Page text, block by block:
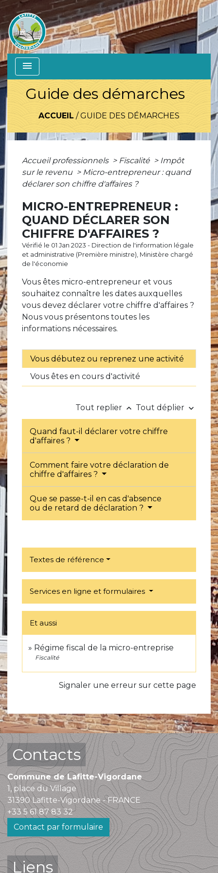
menu
Guide des démarches
ACCUEIL /GUIDE DES DÉMARCHES
Accueil professionnels > Fiscalité > Impôt
sur le revenu > Micro-entrepreneur : quand
déclarer son chiffre d'affaires ?
MICRO-ENTREPRENEUR :
QUAND DÉCLARER SON
CHIFFRE D'AFFAIRES ?
Vérifié le 01 Jan 2023 - Direction de l'information légale
et administrative (Première ministre), Ministère chargé
de l'économie
Vous êtes micro-entrepreneur et vous
souhaitez connaître les dates auxquelles
vous devez déclarer votre chiffre d'affaires ?
Nous vous présentons toutes les
informations nécessaires.
Vous débutez ou reprenez une activité
Vous êtes en cours d'activité
Tout replier keyboard_arrow_up Tout déplier keyboard_arrow_down
Quand faut-il déclarer votre chiffre
d'affaires ?
Comment faire votre déclaration de
chiffre d'affaires ?
Que se passe-t-il en cas d'absence
ou de retard de déclaration ?
Textes de référence
Services en ligne et formulaires
Et aussi
Régime fiscal de la micro-entreprise
Fiscalité
Signaler une erreur sur cette page
Contacts
Commune de Lafitte-Vigordane
1, place du Village
31390 Lafitte-Vigordane - FRANCE
+33 5 61 87 83 32
Contact par formulaire
Liens